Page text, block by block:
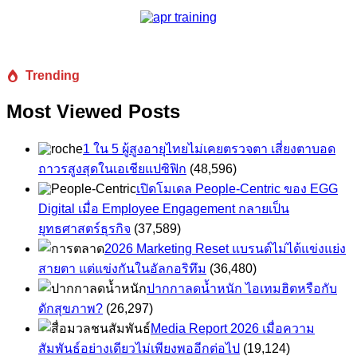
Trending
Most Viewed Posts
1 ใน 5 ผู้สูงอายุไทยไม่เคยตรวจตา เสี่ยงตาบอด
ถาวรสูงสุดในเอเชียแปซิฟิก (48,596)
เปิดโมเดล People-Centric ของ EGG
Digital เมื่อ Employee Engagement กลายเป็น
ยุทธศาสตร์ธุรกิจ (37,589)
2026 Marketing Reset แบรนด์ไม่ได้แข่งแย่ง
สายตา แต่แข่งกันในอัลกอริทึม (36,480)
ปากกาลดน้ำหนัก ไอเทมฮิตหรือกับ
ดักสุขภาพ? (26,297)
Media Report 2026 เมื่อความ
สัมพันธ์อย่างเดียวไม่เพียงพออีกต่อไป (19,124)